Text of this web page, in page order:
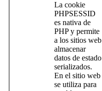
La cookie
PHPSESSID
es nativa de
PHP y permite
a los sitios web
almacenar
datos de estado
serializados.
En el sitio web
se utiliza para